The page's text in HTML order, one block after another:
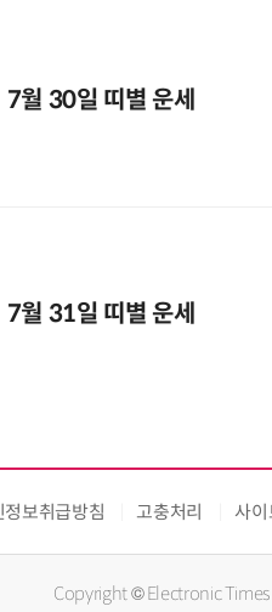
월 30일 띠별 운세
월 31일 띠별 운세
정보취급방침 고충처리 사이
Copyright © Electronic